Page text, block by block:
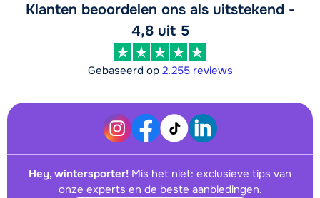
Klanten beoordelen ons als uitstekend -
4,8 uit 5
Gebaseerd op 2.255 reviews
Hey, wintersporter! Mis het niet: exclusieve tips van
onze experts en de beste aanbiedingen.